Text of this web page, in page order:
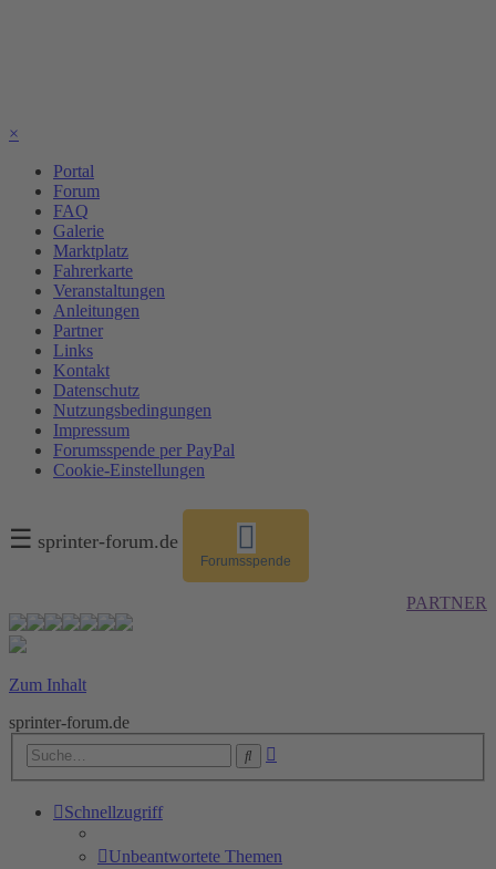
×
Portal
Forum
FAQ
Galerie
Marktplatz
Fahrerkarte
Veranstaltungen
Anleitungen
Partner
Links
Kontakt
Datenschutz
Nutzungsbedingungen
Impressum
Forumsspende per PayPal
Cookie-Einstellungen
☰ sprinter-forum.de
Forumsspende
PARTNER
Zum Inhalt
sprinter-forum.de
Suche
Schnellzugriff
Unbeantwortete Themen